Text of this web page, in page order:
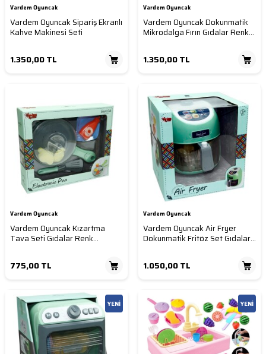
Vardem Oyuncak
Vardem Oyuncak Sipariş Ekranlı
Kahve Makinesi Seti
1.350,00TL
Vardem Oyuncak
Vardem Oyuncak Dokunmatik
Mikrodalga Fırın Gıdalar Renk
1.350,00TL
Vardem Oyuncak
Vardem Oyuncak Kızartma
Tava Seti Gıdalar Renk
775,00TL
Vardem Oyuncak
Vardem Oyuncak Air Fryer
Dokunmatik Fritöz Set Gıdalar
1.050,00TL
YENI YENI